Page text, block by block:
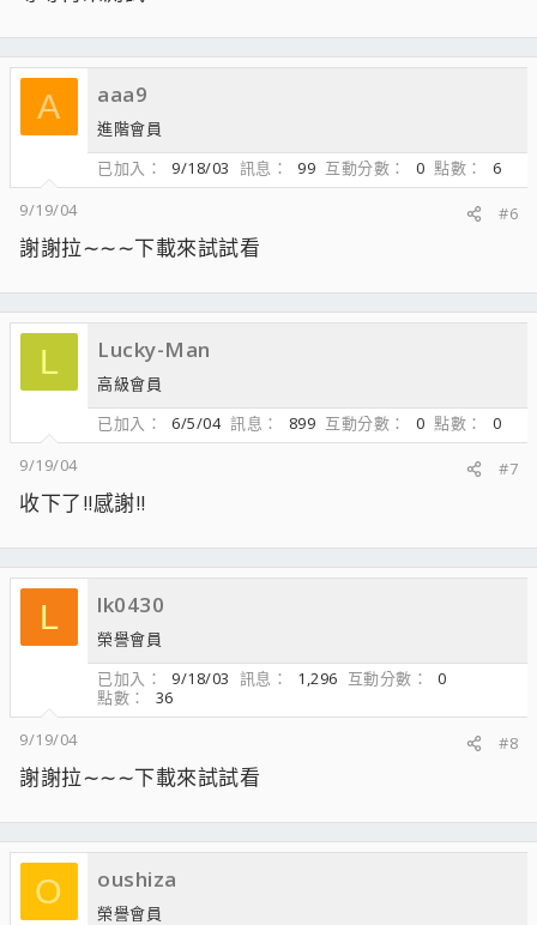
A aaa9
進階會員
已加入
9/18/03 訊息 99 互動分數 0 點數
6
9/19/04
#6
謝謝拉∼∼∼下載來試試看
L Lucky-Man
高級會員
已加入
6/5/04 訊息 899 互動分數 0 點數
0
9/19/04
#7
收下了!!感謝!!
L lk0430
榮譽會員
已加入
9/18/03 訊息 1,296 互動分數
0
點數
36
9/19/04
#8
謝謝拉∼∼∼下載來試試看
O oushiza
榮譽會員